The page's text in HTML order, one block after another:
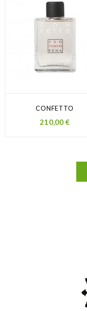
CONFETTO
Prezzo
210,00 €